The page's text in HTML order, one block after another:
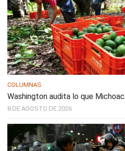
COLUMNAS
Washington audita lo que
8 DE AGOSTO DE 2026